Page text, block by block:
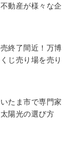
動産が様々な企
終了間近！万博
じ売り場を売り
たま市で専門家
陽光の選び方